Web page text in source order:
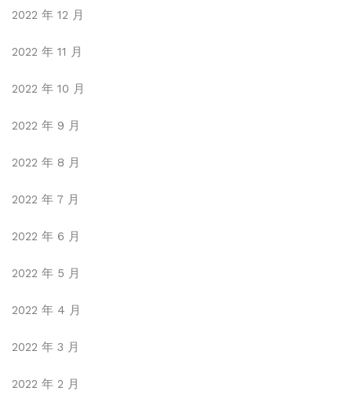
2022 年 12 月
2022 年 11 月
2022 年 10 月
2022 年 9 月
2022 年 8 月
2022 年 7 月
2022 年 6 月
2022 年 5 月
2022 年 4 月
2022 年 3 月
2022 年 2 月